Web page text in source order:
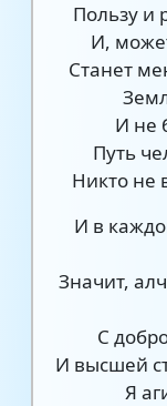
Пользу и
И,
Станет
И не
Путь
Никто не
И в
Значит,
С
И высшей
Я